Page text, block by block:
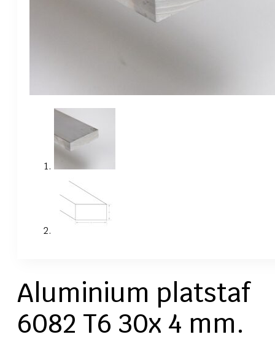
Aluminium platstaf
6082 T6 30x 4 mm.